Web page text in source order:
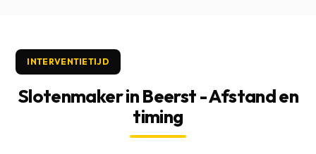
INTERVENTIETIJD
Slotenmaker in Beerst - Afstand en
timing